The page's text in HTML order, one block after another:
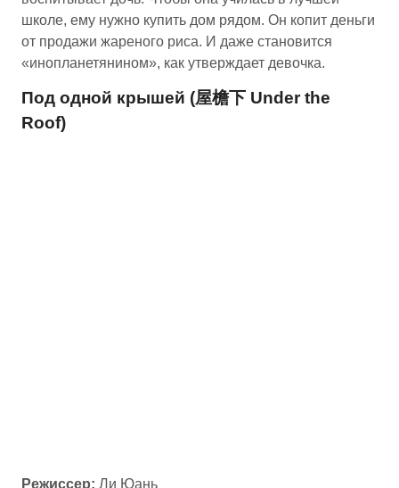
школе, ему нужно купить дом рядом. Он копит деньги
от продажи жареного риса. И даже становится
«инопланетянином», как утверждает девочка.
Под одной крышей (屋檐下 Under the
Roof)
Режиссер: Ли Юань